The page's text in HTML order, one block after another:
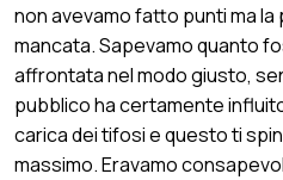
non avevamo fatto punti ma
mancata. Sapevamo quanto
affrontata nel modo giusto,
pubblico ha certamente
carica dei tifosi e questo ti
massimo. Eravamo